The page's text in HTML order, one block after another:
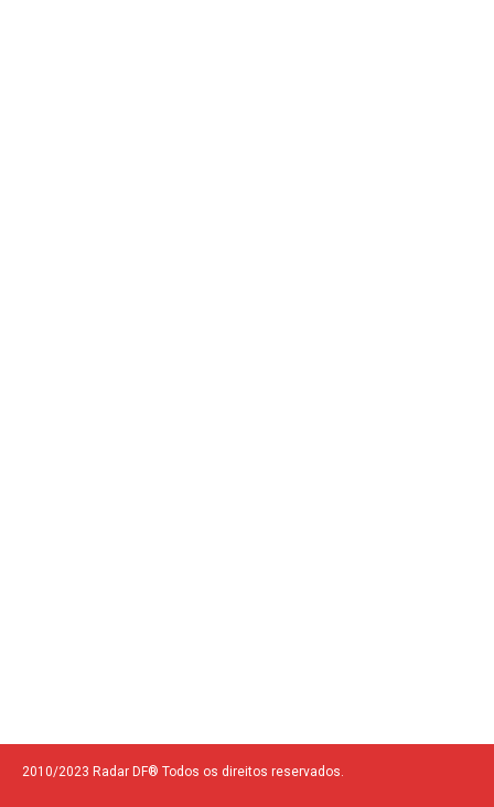
2010/2023 Radar DF® Todos os direitos reservados.